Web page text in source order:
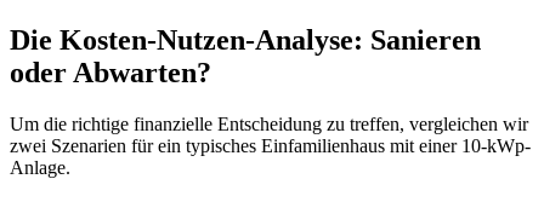
Die Kosten-Nutzen-Analyse: Sanieren
oder Abwarten?
Um die richtige finanzielle Entscheidung zu treffen, vergleichen wir
zwei Szenarien für ein typisches Einfamilienhaus mit einer 10-kWp-
Anlage.